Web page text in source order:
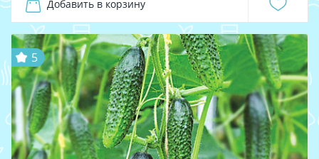
Добавить в корзину
5